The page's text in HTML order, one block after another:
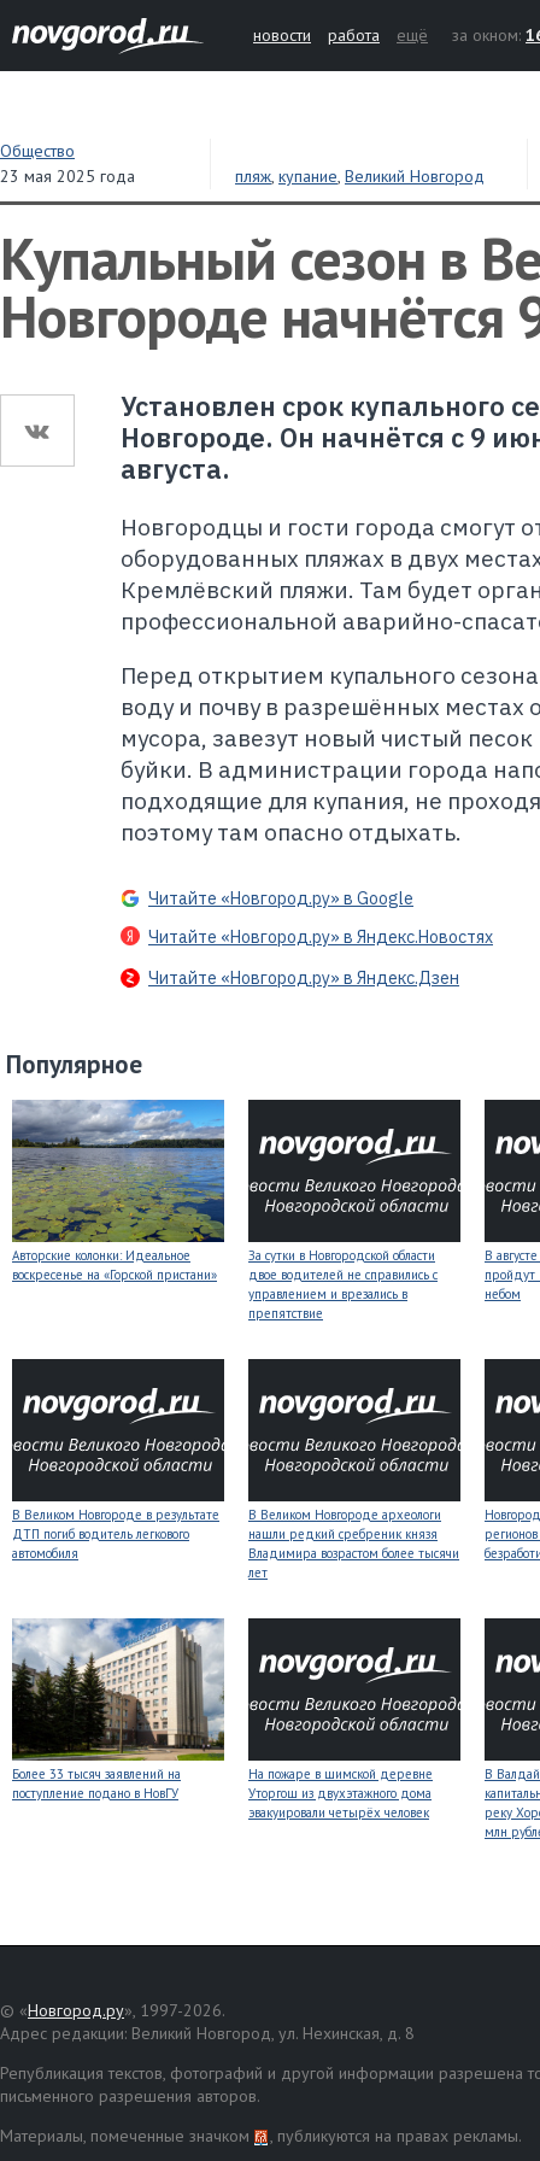
новости работа ещё за окном:
Общество
23 мая 2025 года
пляж, купание, Великий Новгород
Купальный сезон в
Новгороде начнётся
Установлен срок купального
Новгороде. Он начнётся с 9
августа.
Новгородцы и гости города смогут
оборудованных пляжах в двух
Кремлёвский пляжи. Там будет
профессиональной аварийно-
Перед открытием купального
воду и почву в разрешённых местах
мусора, завезут новый чистый
буйки. В администрации города
подходящие для купания, не
поэтому там опасно отдыхать.
Читайте «Новгород.ру» в Google
Читайте «Новгород.ру» в Яндекс.Новостях
Читайте «Новгород.ру» в Яндекс.Дзен
Популярное
Авторские колонки: Идеальное
воскресенье на «Горской пристани»
За сутки в Новгородской области
двое водителей не справились с
управлением и врезались в
препятствие
В
небом
В Великом Новгороде в результате
ДТП погиб водитель легкового
автомобиля
В Великом Новгороде археологи
нашли редкий сребреник князя
Владимира возрастом более тысячи
лет
Более 33 тысяч заявлений на
поступление подано в НовГУ
На пожаре в шимской деревне
Уторгош из двухэтажного дома
эвакуировали четырёх человек
В
реку
млн
© «Новгород.ру», 1997-2026.
Адрес редакции: Великий Новгород, ул. Нехинская, д. 8
Републикация текстов, фотографий и другой информации разрешена
письменного разрешения авторов.
Материалы, помеченные значком
, публикуются на правах рекламы.